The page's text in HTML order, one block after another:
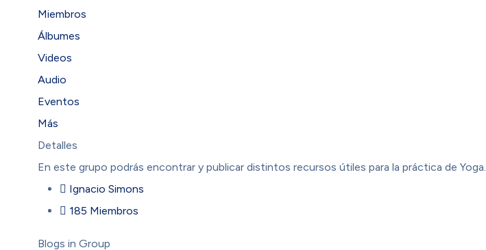
Miembros
Álbumes
Videos
Audio
Eventos
Más
Detalles
En este grupo podrás encontrar y publicar distintos recursos útiles para la práctica de Yoga.
Ignacio Simons
185 Miembros
Blogs in Group